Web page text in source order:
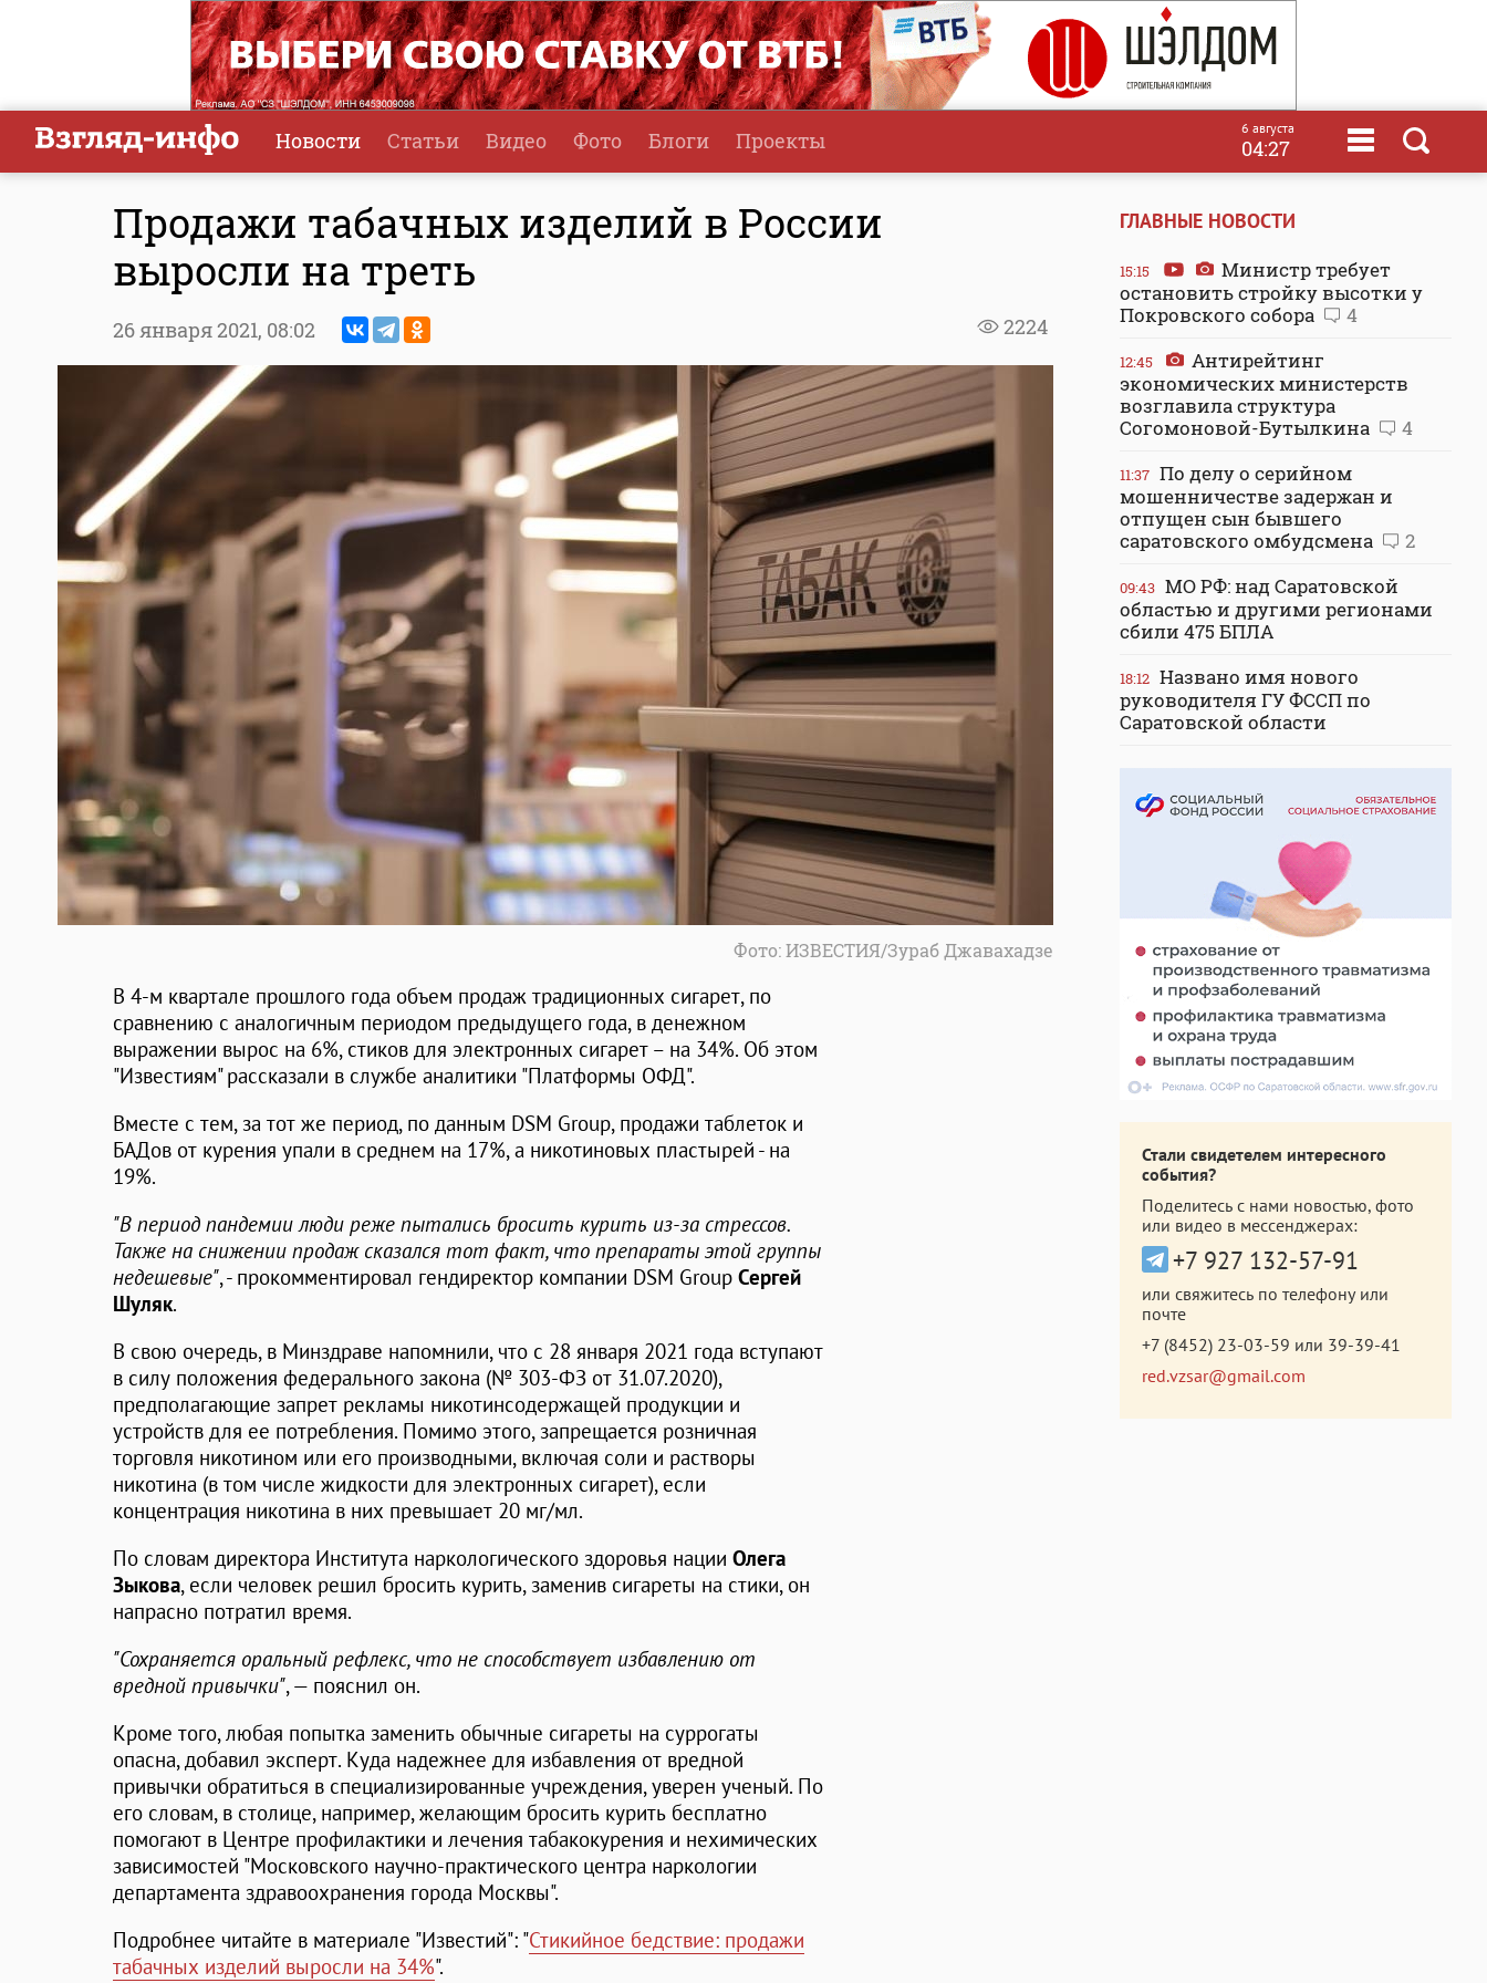
Новости Статьи Видео Фото Блоги Проекты 6 августа
04:27
Продажи табачных изделий в России
выросли на треть
2224
26 января 2021, 08:02
Фото: ИЗВЕСТИЯ/Зураб Джавахадзе
В 4-м квартале прошлого года объем продаж традиционных сигарет, по
сравнению с аналогичным периодом предыдущего года, в денежном
выражении вырос на 6%, стиков для электронных сигарет – на 34%. Об этом
"Известиям" рассказали в службе аналитики "Платформы ОФД".
Вместе с тем, за тот же период, по данным DSM Group, продажи таблеток и
БАДов от курения упали в среднем на 17%, а никотиновых пластырей - на
19%.
"В период пандемии люди реже пытались бросить курить из-за стрессов.
Также на снижении продаж сказался тот факт, что препараты этой группы
недешевые", - прокомментировал гендиректор компании DSM Group Сергей
Шуляк.
В свою очередь, в Минздраве напомнили, что с 28 января 2021 года вступают
в силу положения федерального закона (№ 303-ФЗ от 31.07.2020),
предполагающие запрет рекламы никотинсодержащей продукции и
устройств для ее потребления. Помимо этого, запрещается розничная
торговля никотином или его производными, включая соли и растворы
никотина (в том числе жидкости для электронных сигарет), если
концентрация никотина в них превышает 20 мг/мл.
По словам директора Института наркологического здоровья нации Олега
Зыкова, если человек решил бросить курить, заменив сигареты на стики, он
напрасно потратил время.
"Сохраняется оральный рефлекс, что не способствует избавлению от
вредной привычки", — пояснил он.
Кроме того, любая попытка заменить обычные сигареты на суррогаты
опасна, добавил эксперт. Куда надежнее для избавления от вредной
привычки обратиться в специализированные учреждения, уверен ученый. По
его словам, в столице, например, желающим бросить курить бесплатно
помогают в Центре профилактики и лечения табакокурения и нехимических
зависимостей "Московского научно-практического центра наркологии
департамента здравоохранения города Москвы".
Подробнее читайте в материале "Известий": "Стикийное бедствие: продажи
табачных изделий выросли на 34%".
ГЛАВНЫЕ НОВОСТИ
15:15
Министр требует
остановить стройку высотки у
Покровского собора
4
12:45
Антирейтинг
экономических министерств
возглавила структура
Согомоновой-Бутылкина
4
11:37 По делу о серийном
мошенничестве задержан и
отпущен сын бывшего
саратовского омбудсмена
2
09:43 МО РФ: над Саратовской
областью и другими регионами
сбили 475 БПЛА
18:12 Названо имя нового
руководителя ГУ ФССП по
Саратовской области
Стали свидетелем интересного
события?
Поделитесь с нами новостью, фото
или видео в мессенджерах:
+7 927 132-57-91
или свяжитесь по телефону или
почте
+7 (8452) 23-03-59 или 39-39-41
red.vzsar@gmail.com